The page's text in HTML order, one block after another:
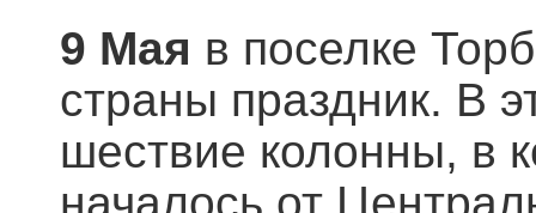
9 Мая в поселке
страны праздник. В
шествие колонны, в